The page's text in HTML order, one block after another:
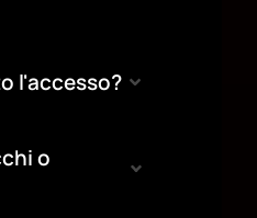
l'accesso?
o